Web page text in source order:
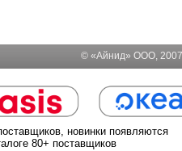
© «Айнид» ООО,
новинки появляются
80+ поставщиков